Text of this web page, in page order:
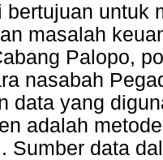
bertujuan untuk
masalah
Palopo,
nasabah
data yang
adalah
Sumber data